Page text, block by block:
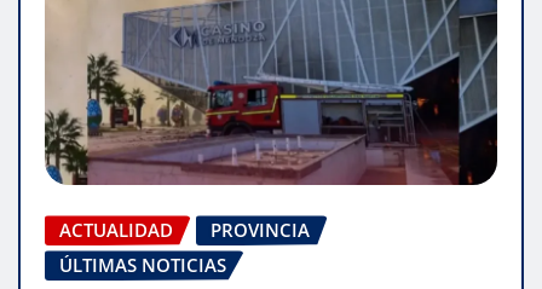
ACTUALIDAD
PROVINCIA
ÚLTIMAS NOTICIAS